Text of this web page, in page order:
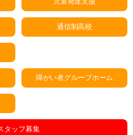
通信制高校
障がい者グループホーム
タッフ募集